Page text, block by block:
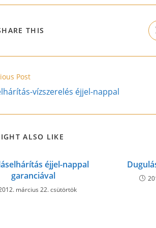
THIS
Post
vízszerelés éjjel-nappal
ALSO LIKE
éjjel-nappal
garanciával
március 22. csütörtök